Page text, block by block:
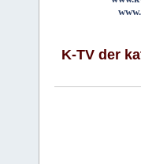
K-TV der